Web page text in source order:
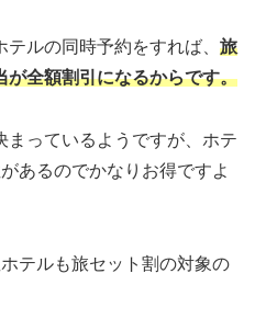
ルの同時予約をすれば、 旅
が全額割引になるからです。
っているようですが、ホテ
あるのでかなりお得ですよ
テルも旅セット割の対象の